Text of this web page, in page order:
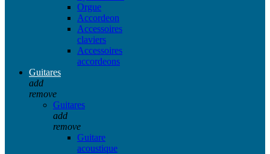
Orgue
Accordeon
Accessoires
claviers
Accessoires
accordeons
Guitares
add
remove
Guitares
add
remove
Guitare
acoustique